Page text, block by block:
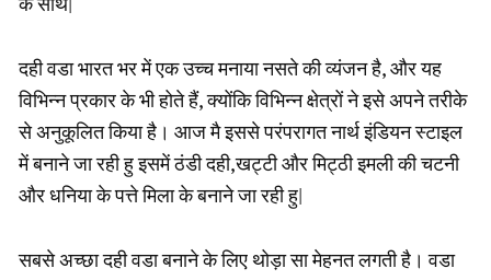
दही वडा भारत भर में एक उच्च मनाया नसते की व्यंजन है, और यह
विभिन्न प्रकार के भी होते हैं, क्योंकि विभिन्न क्षेत्रों ने इसे अपने तरीके
से अनुकूलित किया है। आज मै इससे परंपरागत नार्थ इंडियन स्टाइल
में बनाने जा रही हु इसमें ठंडी दही,खट्टी और मिट्ठी इमली की चटनी
और धनिया के पत्ते मिला के बनाने जा रही हु|
सबसे अच्छा दही वडा बनाने के लिए थोड़ा सा मेहनत लगती है। वडा